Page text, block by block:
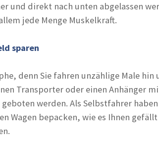
und direkt nach unten abgelassen
jede Menge Muskelkraft.
sparen
denn Sie fahren unzählige Male
Transporter oder einen Anhänger
werden. Als Selbstfahrer
Wagen bepacken, wie es Ihnen